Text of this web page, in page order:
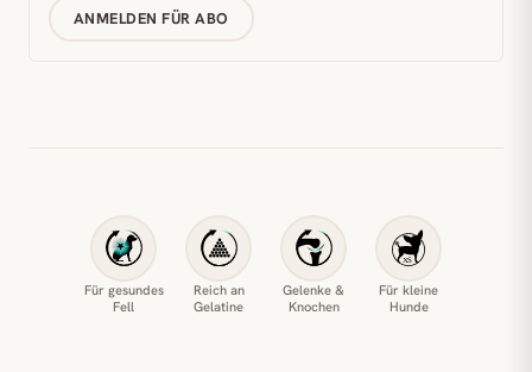
ANMELDEN FÜR ABO
Für gesundes
Fell
Reich an
Gelatine
Gelenke &
Knochen
Für kleine
Hunde